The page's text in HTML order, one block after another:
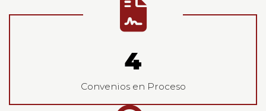
Estadisticas
4
Convenios en Proceso